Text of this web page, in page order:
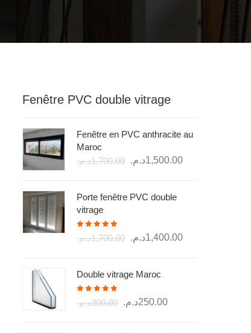
Fenêtre PVC double vitrage
Fenêtre en PVC anthracite au
Maroc
1,700.00د.م.
Le
était :
1,500.00د.م.
Le
Porte fenêtre PVC double
vitrage
sur 51,700.00د.م.
Le
était :
1,400.00د.م.
Le
Double vitrage Maroc
sur 5300.00د.م.
Le
250.00د.م.
Le